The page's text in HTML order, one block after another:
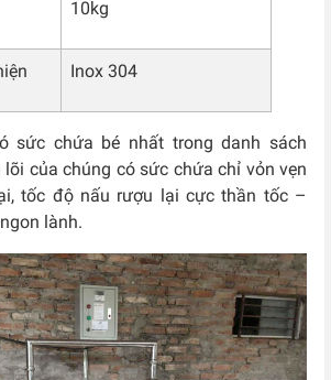
10kg
Inox 304
sức chứa bé nhất trong danh sách
của chúng có sức chứa chỉ vỏn vẹn
tốc độ nấu rượu lại cực thần tốc –
lành.